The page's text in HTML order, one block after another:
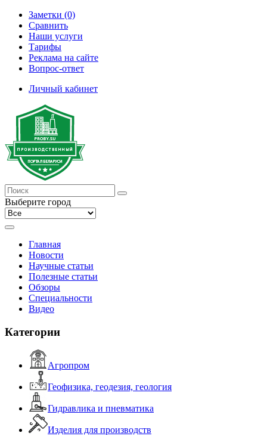
Заметки (0)
Сравнить
Наши услуги
Тарифы
Реклама на сайте
Вопрос-ответ
Личный кабинет
Выберите город
Главная
Новости
Научные статьи
Полезные статьи
Обзоры
Специальности
Видео
Категории
Агропром
Геофизика, геодезия, геология
Гидравлика и пневматика
Изделия для производств